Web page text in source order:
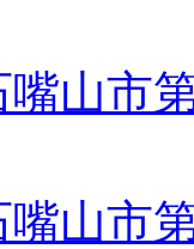
嘴山市
嘴山市